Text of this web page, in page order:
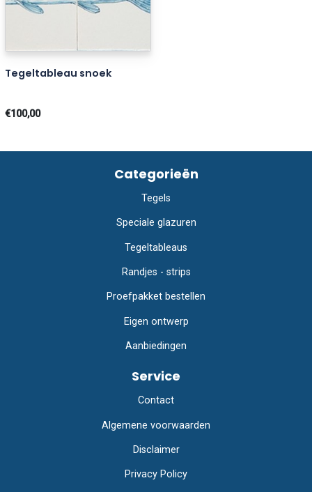
Tegeltableau snoek
€100,00
Categorieën
Tegels
Speciale glazuren
Tegeltableaus
Randjes - strips
Proefpakket bestellen
Eigen ontwerp
Aanbiedingen
Service
Contact
Algemene voorwaarden
Disclaimer
Privacy Policy